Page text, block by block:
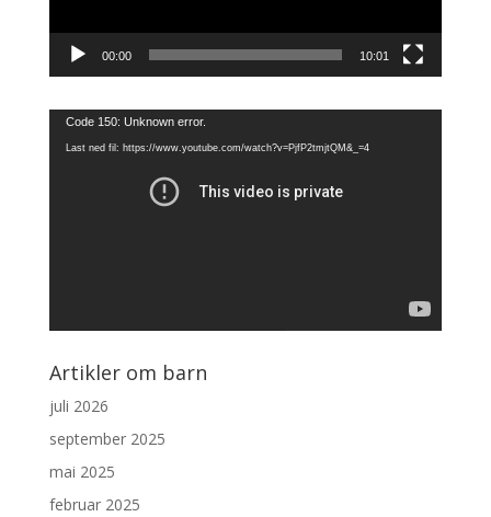
00:00 10:01
Videoavspiller
Code 150: Unknown error.
Last ned fil: https://www.youtube.com/watch?v=PjfP2tmjtQM&_=4
Artikler om barn
juli 2026
september 2025
mai 2025
februar 2025